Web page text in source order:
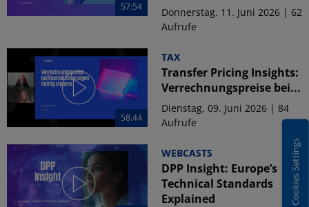
57:54
Donnerstag, 11. Juni 2026 | 62
Aufrufe
58:44
TAX
Transfer Pricing Insights:
Verrechnungspreise bei...
Dienstag, 09. Juni 2026 | 84
Aufrufe
WEBCASTS
DPP Insight: Europe’s
Technical Standards
Explained
Cookies Settings